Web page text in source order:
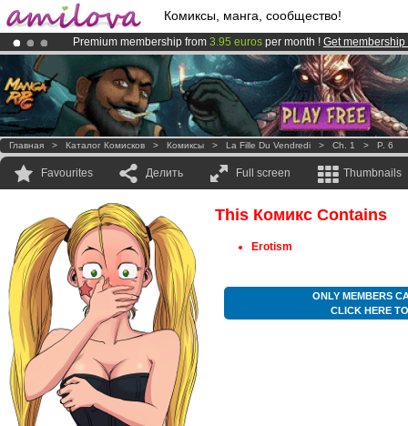
Комиксы, манга, сообщество!
Premium membership from 3.95 euros per month ! Get membership
AmilovaKickstarter is now LIVE!.
Already 100000membersand 1000 comics & mangas!.
Главная > Каталог Комисков > Комиксы > La Fille Du Vendredi > Ch. 1 > P. 6
Favourites Делить Full screen Thumbnails
This Комикс Contains
Erotism
ONLY MEMBERS
CLICK HERE